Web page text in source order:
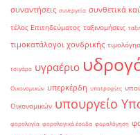
συναντήσεις συνεργεία συνθετικά
τέλος Επιτηδεύματος ταξινομήσεις
τιμοκατάλογοι χονδρικής
τσιγάρο υγραέριο
Οικονομικών υπερκέρδη υποτροφίες
Οικονομικών υπουργείο
φορολογία φορολογικά έσοδα φορολόγηση